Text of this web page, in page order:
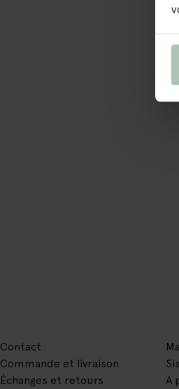
Contact
Commande et livraison
Échanges et retours
A